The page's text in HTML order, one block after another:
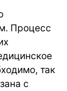
Процесс
так
с